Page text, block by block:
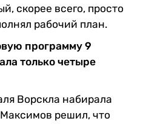
скорее всего, просто
рабочий план.
программу 9
только четыре
Ворскла набирала
решил, что